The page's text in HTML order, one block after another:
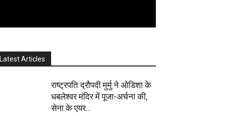
Latest Articles
राष्ट्रपति द्रौपदी मुर्मु ने ओडिशा के
धबलेश्वर मंदिर में पूजा-अर्चना की,
सेना के एयर...